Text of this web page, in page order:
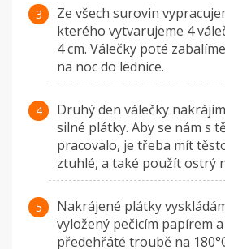
Ze všech surovin
kterého vytvarujeme 4
4 cm. Válečky poté
na noc do lednice.
Druhý den válečky
silné plátky. Aby se nám s
pracovalo, je třeba mít
ztuhlé, a také použít ostrý
Nakrájené plátky
vyložený pečicím papírem
předehřáté troubě na